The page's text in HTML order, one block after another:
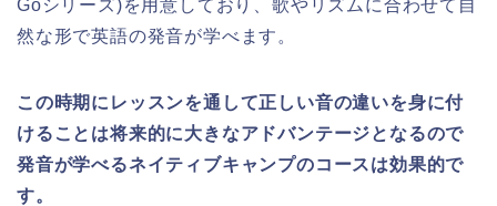
Goシリーズ)を用意しており、歌やリズムに合わせて自
然な形で英語の発音が学べます。
この時期にレッスンを通して正しい音の違いを身に付
けることは将来的に大きなアドバンテージとなるので
発音が学べるネイティブキャンプのコースは効果的で
す。